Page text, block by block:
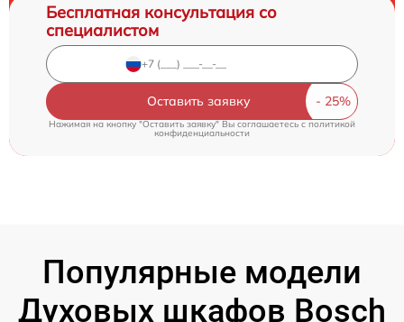
Бесплатная консультация со
специалистом
Оставить заявку
Нажимая на кнопку "Оставить заявку" Вы соглашаетесь cполитикой
конфиденциальности
Популярные модели
Духовых шкафов Bosch